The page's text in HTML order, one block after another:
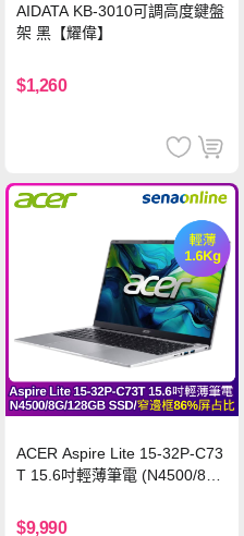
AIDATA KB-3010可調高度鍵盤
架 黑【耀偉】
$1,260
ACER Aspire Lite 15-32P-C73
T 15.6吋輕薄筆電 (N4500/8G/
$9,990